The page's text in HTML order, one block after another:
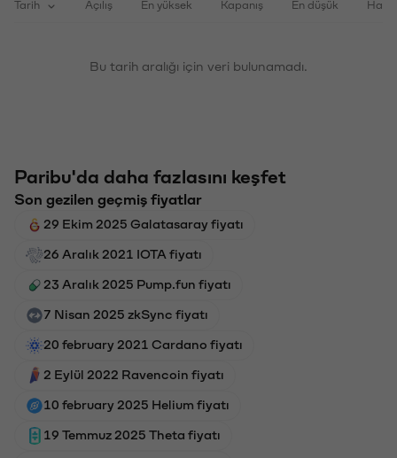
Tarih Açılış En yüksek Kapanış En düşük
Bu tarih aralığı için veri bulunamadı.
Paribu'da daha fazlasını keşfet
Son gezilen geçmiş fiyatlar
29 Ekim 2025 Galatasaray fiyatı
26 Aralık 2021 IOTA fiyatı
23 Aralık 2025 Pump.fun fiyatı
7 Nisan 2025 zkSync fiyatı
20 february 2021 Cardano fiyatı
2 Eylül 2022 Ravencoin fiyatı
10 february 2025 Helium fiyatı
19 Temmuz 2025 Theta fiyatı